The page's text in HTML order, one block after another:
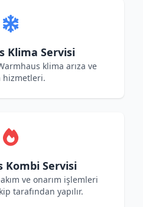
Klima Servisi
klima arıza ve
hizmetleri.
Kombi Servisi
ve onarım işlemleri
tarafından yapılır.